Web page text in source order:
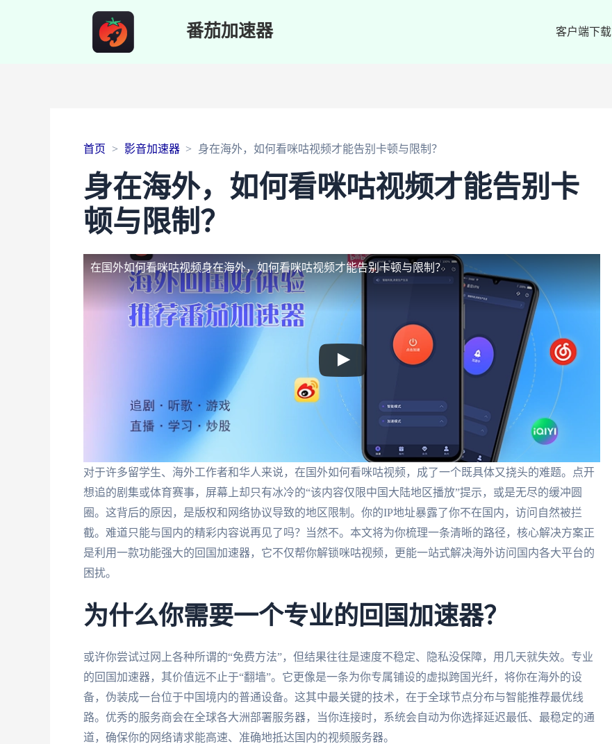
番茄加速器 客户端下载
首页 影音加速器 身在海外，如何看咪咕视频才能告别卡顿与限制？
身在海外，如何看咪咕视频才能告别卡
顿与限制？
在国外如何看咪咕视频身在海外，如何看咪咕视频才能告别卡顿与限制？
对于许多留学生、海外工作者和华人来说，在国外如何看咪咕视频，成了一个既具体又挠头的难题。点开
想追的剧集或体育赛事，屏幕上却只有冰冷的“该内容仅限中国大陆地区播放”提示，或是无尽的缓冲圆
圈。这背后的原因，是版权和网络协议导致的地区限制。你的IP地址暴露了你不在国内，访问自然被拦
截。难道只能与国内的精彩内容说再见了吗？当然不。本文将为你梳理一条清晰的路径，核心解决方案正
是利用一款功能强大的回国加速器，它不仅帮你解锁咪咕视频，更能一站式解决海外访问国内各大平台的
困扰。
为什么你需要一个专业的回国加速器？
或许你尝试过网上各种所谓的“免费方法”，但结果往往是速度不稳定、隐私没保障，用几天就失效。专业
的回国加速器，其价值远不止于“翻墙”。它更像是一条为你专属铺设的虚拟跨国光纤，将你在海外的设
备，伪装成一台位于中国境内的普通设备。这其中最关键的技术，在于全球节点分布与智能推荐最优线
路。优秀的服务商会在全球各大洲部署服务器，当你连接时，系统会自动为你选择延迟最低、最稳定的通
道，确保你的网络请求能高速、准确地抵达国内的视频服务器。